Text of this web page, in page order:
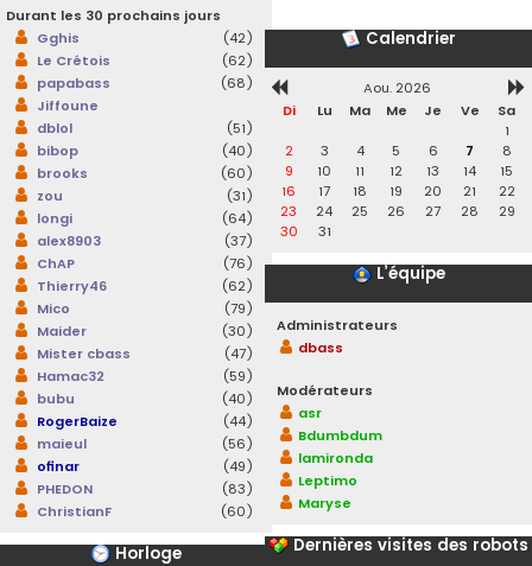
Durant les 30 prochains jours
Gghis
(42)
Le Crétois
(62)
papabass
(68)
Jiffoune
dblol
(51)
bibop
(40)
brooks
(60)
zou
(31)
longi
(64)
alex8903
(37)
ChAP
(76)
Thierry46
(62)
Mico
(79)
Maider
(30)
Mister cbass
(47)
Hamac32
(59)
bubu
(40)
RogerBaize
(44)
maieul
(56)
ofinar
(49)
PHEDON
(83)
ChristianF
(60)
Horloge
Calendrier
Aou. 2026
Di
Lu Ma Me Je Ve
Sa
1
2
3 4 5 6 7
8
9
10 11 12 13 14
15
16
17 18 19 20 21
22
23
24 25 26 27 28
29
30
31
L’équipe
Administrateurs
dbass
Modérateurs
asr
Bdumbdum
lamironda
Leptimo
Maryse
Dernières visites des robots